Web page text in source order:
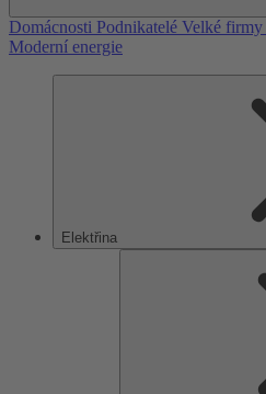
Domácnosti Podnikatelé Velké firmy
Moderní energie
Elektřina